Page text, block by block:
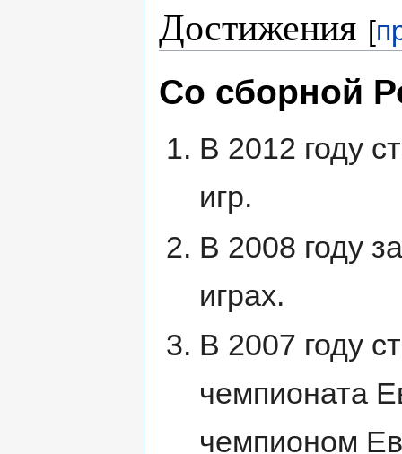
Достижения [
Со сборной
В 2012 году
игр.
В 2008 году
играх.
В 2007 году
чемпионата
чемпионом